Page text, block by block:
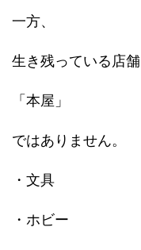
一方、
生き残っている店
「本屋」
ではありません。
・文具
・ホビー